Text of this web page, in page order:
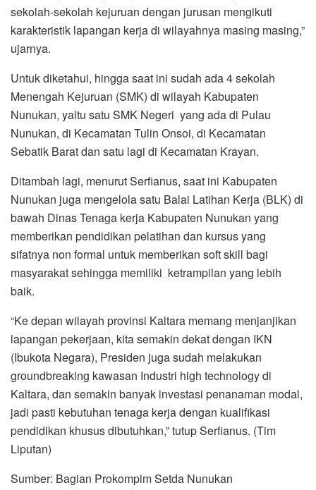
sekolah-sekolah kejuruan dengan jurusan mengikuti
karakteristik lapangan kerja di wilayahnya masing masing,”
ujarnya.
Untuk diketahui, hingga saat ini sudah ada 4 sekolah
Menengah Kejuruan (SMK) di wilayah Kabupaten
Nunukan, yaitu satu SMK Negeri yang ada di Pulau
Nunukan, di Kecamatan Tulin Onsoi, di Kecamatan
Sebatik Barat dan satu lagi di Kecamatan Krayan.
Ditambah lagi, menurut Serfianus, saat ini Kabupaten
Nunukan juga mengelola satu Balai Latihan Kerja (BLK) di
bawah Dinas Tenaga kerja Kabupaten Nunukan yang
memberikan pendidikan pelatihan dan kursus yang
sifatnya non formal untuk memberikan soft skill bagi
masyarakat sehingga memiliki ketrampilan yang lebih
baik.
“Ke depan wilayah provinsi Kaltara memang menjanjikan
lapangan pekerjaan, kita semakin dekat dengan IKN
(Ibukota Negara), Presiden juga sudah melakukan
groundbreaking kawasan Industri high technology di
Kaltara, dan semakin banyak investasi penanaman modal,
jadi pasti kebutuhan tenaga kerja dengan kualifikasi
pendidikan khusus dibutuhkan,” tutup Serfianus. (Tim
Liputan)
Sumber: Bagian Prokompim Setda Nunukan